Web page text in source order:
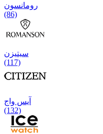
رومانسون
(86)
سیتیزن
(117)
آیس واج
(132)